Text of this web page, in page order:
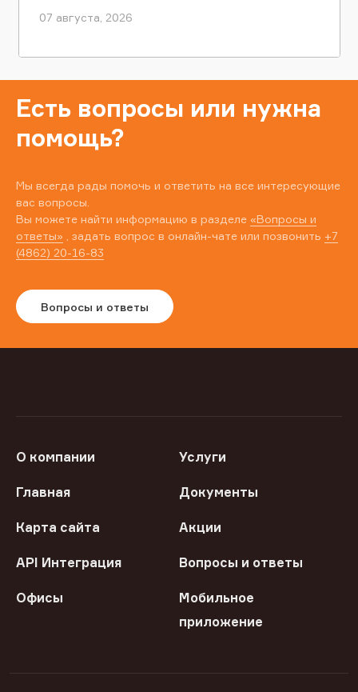
07 августа, 2026
Есть вопросы или нужна
помощь?
Мы всегда рады помочь и ответить на все интересующие
вас вопросы.
Вы можете найти информацию в разделе «Вопросы и
ответы» , задать вопрос в онлайн-чате или позвонить +7
(4862) 20-16-83
Вопросы и ответы
О компании Услуги
Главная Документы
Карта сайта Акции
API Интеграция Вопросы и ответы
Офисы
Мобильное
приложение